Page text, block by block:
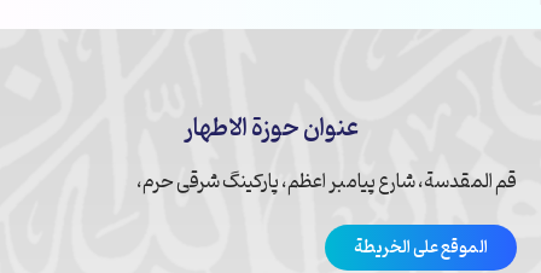
عنوان حوزة الاطهار
قم المقدسة، شارع پیامبر اعظم، پارکینگ شرقی حرم،
الموقع على الخريطة